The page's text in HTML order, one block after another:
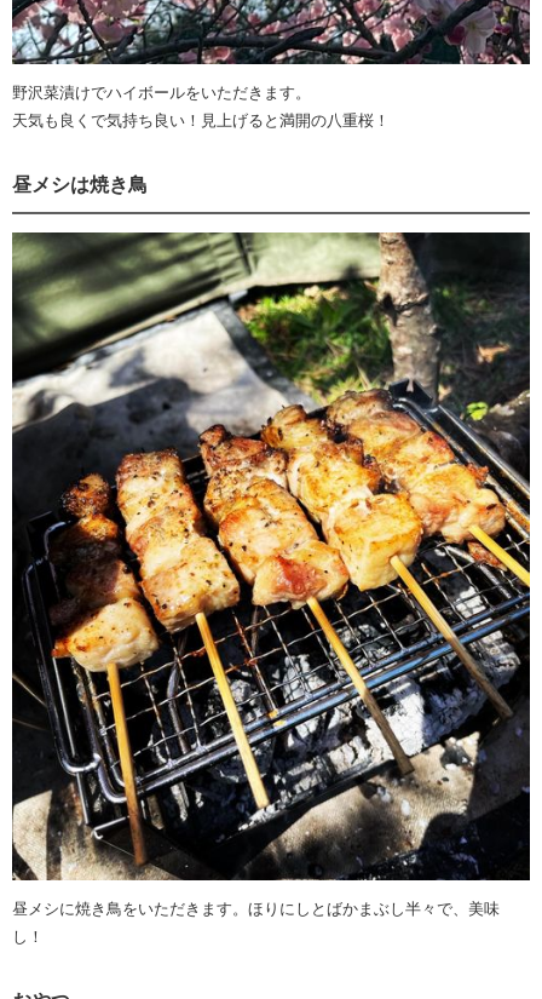
野沢菜漬けでハイボールをいただきます。
天気も良くで気持ち良い！見上げると満開の八重桜！
昼メシは焼き鳥
昼メシに焼き鳥をいただきます。ほりにしとばかまぶし半々で、美味
し！